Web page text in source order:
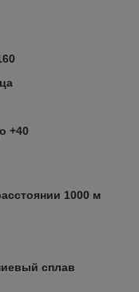
+40
1000 м
сплав